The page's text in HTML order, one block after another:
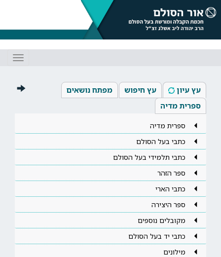
עץ עיון עץ חיפוש
מפתח נושאים
ספרית מדיה
ספרית מדיה
כתבי בעל הסולם
כתבי תלמידי בעל הסולם
ספר הזהר
כתבי הארי
ספר היצירה
מקובלים נוספים
כתבי יד בעל הסולם
מילונים